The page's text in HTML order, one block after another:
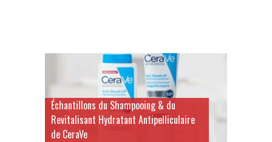
Échantillons gratuits du Concentré
Liquide aux Fruits de Mer Knorr
Professional